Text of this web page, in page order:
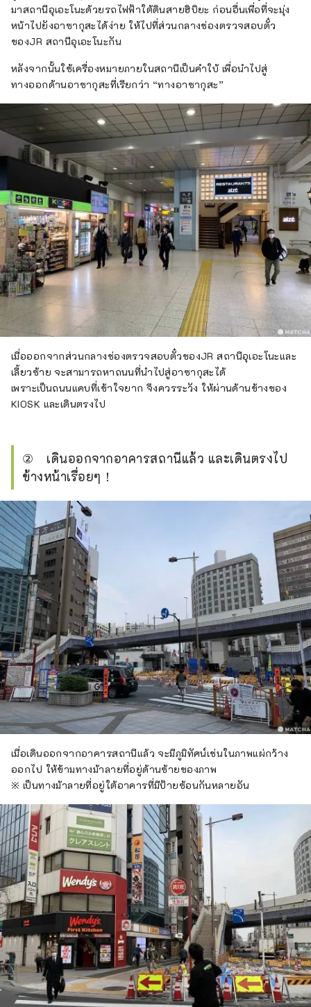
มาสถานีอุเอะโนะด้วยรถไฟฟ้าใต้ดินสายฮิบิยะ ก่อนอื่นเพื่อที่จะมุ่ง
หน้าไปยังอาซากุสะได้ง่าย ให้ไปที่ส่วนกลางช่องตรวจสอบตั๋ว
ของJR สถานีอุเอะโนะกัน
หลังจากนั้นใช้เครื่องหมายภายในสถานีเป็นคำใบ้ เพื่อนำไปสู่
ทางออกด้านอาซากุสะที่เรียกว่า “ทางอาซากุสะ”
เมื่อออกจากส่วนกลางช่องตรวจสอบตั๋วของJR สถานีอุเอะโนะและ
เลี้ยวซ้าย จะสามารถหาถนนที่นำไปสู่อาซากุสะได้
เพราะเป็นถนนแคบที่เข้าใจยาก จึงควรระวัง ให้ผ่านด้านข้างของ
KIOSK และเดินตรงไป
② เดินออกจากอาคารสถานีแล้ว และเดินตรงไป
ข้างหน้าเรื่อยๆ！
เมื่อเดินออกจากอาคารสถานีแล้ว จะมีภูมิทัศน์เช่นในภาพแผ่กว้าง
ออกไป ให้ข้ามทางม้าลายที่อยู่ด้านซ้ายของภาพ
※ เป็นทางม้าลายที่อยู่ใต้อาคารที่มีป้ายซ้อนกันหลายอัน